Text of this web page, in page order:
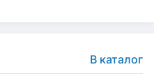
В каталог